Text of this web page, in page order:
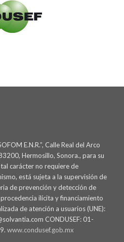
E.N.R.”, Calle Real del Arco
Hermosillo, Sonora., para su
carácter no requiere de
está sujeta a la supervisión de
de prevención y detección de
ilícita y financiamiento
de atención a usuarios (UNE):
CONDUSEF: 01-
www.condusef.gob.mx